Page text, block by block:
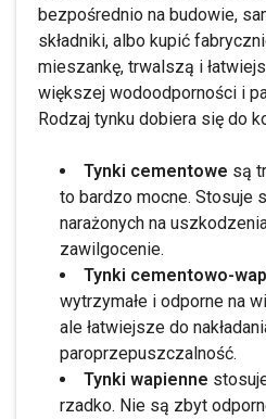
bezpośrednio na budowie,
składniki, albo kupić
mieszankę, trwalszą i
większej wodoodporności i
Rodzaj tynku dobiera się do
Tynki cementowe są
to bardzo mocne. Stosuje
narażonych na
zawilgocenie.
Tynki cementowo-
wytrzymałe i odporne na
ale łatwiejsze do
paroprzepuszczalność.
Tynki wapienne
rzadko. Nie są zbyt